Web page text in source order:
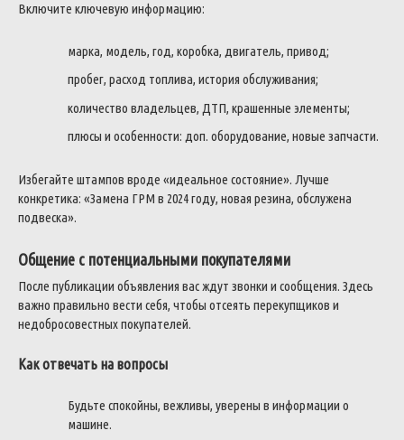
Включите ключевую информацию:
марка, модель, год, коробка, двигатель, привод;
пробег, расход топлива, история обслуживания;
количество владельцев, ДТП, крашенные элементы;
плюсы и особенности: доп. оборудование, новые запчасти.
Избегайте штампов вроде «идеальное состояние». Лучше
конкретика: «Замена ГРМ в 2024 году, новая резина, обслужена
подвеска».
Общение с потенциальными покупателями
После публикации объявления вас ждут звонки и сообщения. Здесь
важно правильно вести себя, чтобы отсеять перекупщиков и
недобросовестных покупателей.
Как отвечать на вопросы
Будьте спокойны, вежливы, уверены в информации о
машине.